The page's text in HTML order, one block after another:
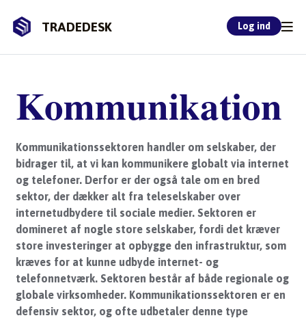
TRADEDESK Log ind
Kommunikation
Kommunikationssektoren handler om selskaber, der
bidrager til, at vi kan kommunikere globalt via internet
og telefoner. Derfor er der også tale om en bred
sektor, der dækker alt fra teleselskaber over
internetudbydere til sociale medier. Sektoren er
domineret af nogle store selskaber, fordi det kræver
store investeringer at opbygge den infrastruktur, som
kræves for at kunne udbyde internet- og
telefonnetværk. Sektoren består af både regionale og
globale virksomheder. Kommunikationssektoren er en
defensiv sektor, og ofte udbetaler denne type